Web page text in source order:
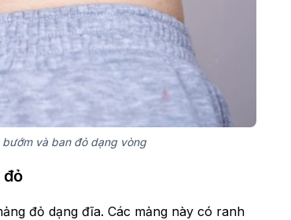
và ban đỏ dạng vòng
đỏ
đỏ dạng đĩa. Các mảng này có ranh